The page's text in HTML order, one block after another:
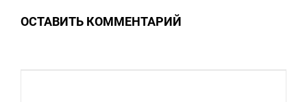
ОСТАВИТЬ КОММЕНТАРИЙ